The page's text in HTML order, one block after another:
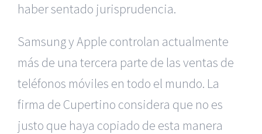
haber sentado jurisprudencia.
Samsung y Apple controlan actualmente
más de una tercera parte de las ventas de
teléfonos móviles en todo el mundo. La
firma de Cupertino considera que no es
justo que haya copiado de esta manera